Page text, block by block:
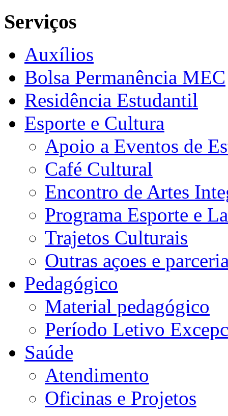
Serviços
Auxílios
Bolsa Permanência MEC
Residência Estudantil
Esporte e Cultura
Apoio a Eventos de
Café Cultural
Encontro de Artes
Programa Esporte e
Trajetos Culturais
Outras açoes e
Pedagógico
Material pedagógico
Período Letivo
Saúde
Atendimento
Oficinas e Projetos